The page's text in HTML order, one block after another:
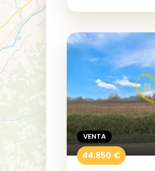
VENTA
44.850 €